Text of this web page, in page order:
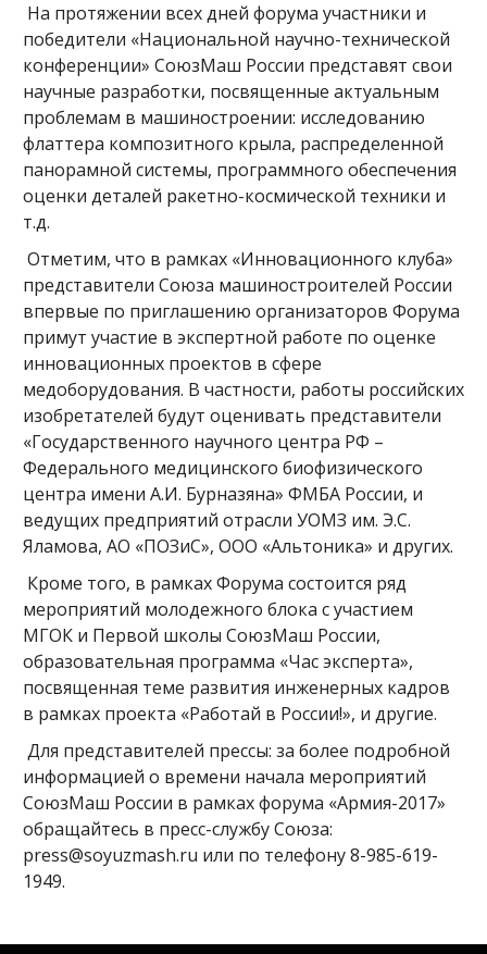
На протяжении всех дней форума участники и
победители «Национальной научно-технической
конференции» СоюзМаш России представят свои
научные разработки, посвященные актуальным
проблемам в машиностроении: исследованию
флаттера композитного крыла, распределенной
панорамной системы, программного обеспечения
оценки деталей ракетно-космической техники и
т.д.
Отметим, что в рамках «Инновационного клуба»
представители Союза машиностроителей России
впервые по приглашению организаторов Форума
примут участие в экспертной работе по оценке
инновационных проектов в сфере
медоборудования. В частности, работы российских
изобретателей будут оценивать представители
«Государственного научного центра РФ –
Федерального медицинского биофизического
центра имени А.И. Бурназяна» ФМБА России, и
ведущих предприятий отрасли УОМЗ им. Э.С.
Яламова, АО «ПОЗиС», ООО «Альтоника» и других.
Кроме того, в рамках Форума состоится ряд
мероприятий молодежного блока с участием
МГОК и Первой школы СоюзМаш России,
образовательная программа «Час эксперта»,
посвященная теме развития инженерных кадров
в рамках проекта «Работай в России!», и другие.
Для представителей прессы: за более подробной
информацией о времени начала мероприятий
СоюзМаш России в рамках форума «Армия-2017»
обращайтесь в пресс-службу Союза:
press@soyuzmash.ru или по телефону 8-985-619-
1949.